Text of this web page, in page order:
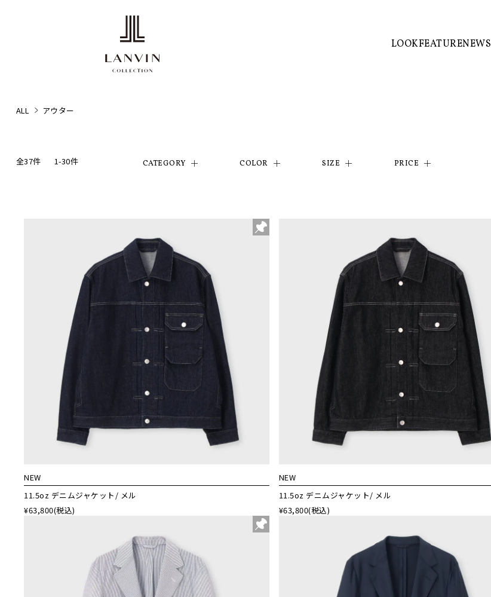
LOOKFEATURENEWS
ALL アウター
全37件 1-30件 CATEGORY COLOR SIZE PRICE
NEW
11.5oz デニムジャケット/ メル
¥63,800(税込)
NEW
11.5oz デニムジャケット/ メル
¥63,800(税込)